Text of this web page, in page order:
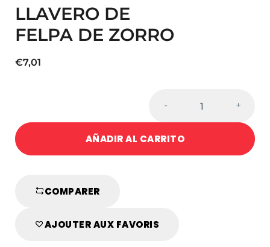
LLAVERO DE
FELPA DE ZORRO
€7,01
DE
FELPA
- +
AÑADIR AL CARRITO
COMPARER
AJOUTER AUX FAVORIS